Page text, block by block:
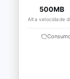
500MB